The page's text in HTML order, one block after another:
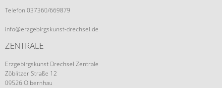
Telefon 037360/669879
info@erzgebirgskunst-drechsel.de
ZENTRALE
Erzgebirgskunst Drechsel Zentrale
Zöblitzer Straße 12
09526 Olbernhau